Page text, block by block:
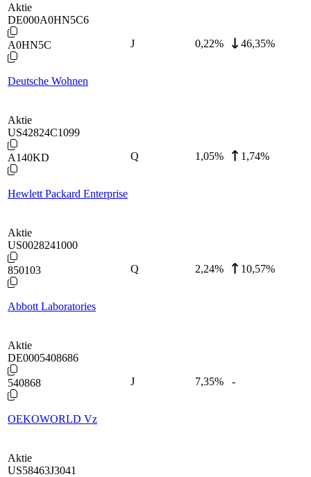
Aktie
DE000A0HN5C6
A0HN5C
Deutsche Wohnen
J 0,22% 46,35%
Aktie
US42824C1099
A140KD
Hewlett Packard Enterprise
Q 1,05% 1,74%
Aktie
US0028241000
850103
Abbott Laboratories
Q 2,24% 10,57%
Aktie
DE0005408686
540868
OEKOWORLD Vz
J 7,35% -
Aktie
US58463J3041